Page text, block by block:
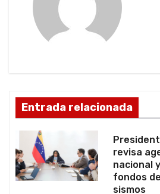
e
e
n
t
Entrada relacionada
revisa
nacional
fondos
sismos